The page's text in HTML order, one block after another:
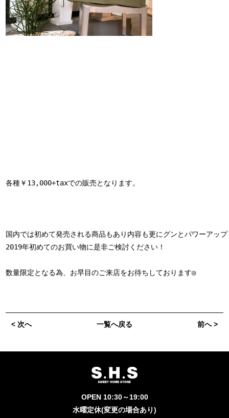
各種￥13,000+taxでの販売となります。
国内では初めて発売される商品もあり内容も更にグンとパワーアッ
2019年初めてのお買い物に是非ご検討ください！
数量限定となる為、お早目のご来店をお待ちしております◎
< 次へ 前へ >
一覧へ戻る
OPEN 10:30～19:00
水曜定休(変更の場合あり)